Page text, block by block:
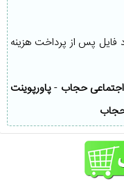
فایل پس از پرداخت هزینه
اجتماعی حجاب-پاورپوینت
حجاب